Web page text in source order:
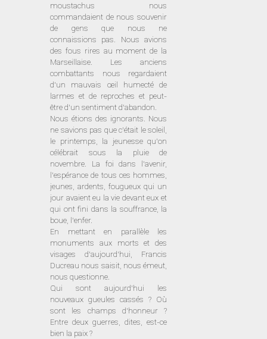
moustachus nous
commandaient de nous souvenir
de gens que nous ne
connaissions pas. Nous avions
des fous rires au moment de la
Marseillaise. Les anciens
combattants nous regardaient
d’un mauvais œil humecté de
larmes et de reproches et peut-
être d’un sentiment d’abandon.
Nous étions des ignorants. Nous
ne savions pas que c’était le soleil,
le printemps, la jeunesse qu’on
célébrait sous la pluie de
novembre. La foi dans l’avenir,
l’espérance de tous ces hommes,
jeunes, ardents, fougueux qui un
jour avaient eu la vie devant eux et
qui ont fini dans la souffrance, la
boue, l’enfer.
En mettant en parallèle les
monuments aux morts et des
visages d’aujourd’hui, Francis
Ducreau nous saisit, nous émeut,
nous questionne.
Qui sont aujourd’hui les
nouveaux gueules cassés ? Où
sont les champs d’honneur ?
Entre deux guerres, dites, est-ce
bien la paix ?